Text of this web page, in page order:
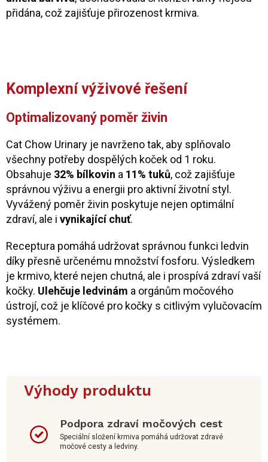
přidána, což zajišťuje přirozenost krmiva.
Komplexní výživové řešení
Optimalizovaný poměr živin
Cat Chow Urinary je navrženo tak, aby splňovalo
všechny potřeby dospělých koček od 1 roku.
Obsahuje 32% bílkovin a 11% tuků, což zajišťuje
správnou výživu a energii pro aktivní životní styl.
Vyvážený poměr živin poskytuje nejen optimální
zdraví, ale i vynikající chuť.
Receptura pomáhá udržovat správnou funkci ledvin
díky přesně určenému množství fosforu. Výsledkem
je krmivo, které nejen chutná, ale i prospívá zdraví vaší
kočky. Ulehčuje ledvinám a orgánům močového
ústrojí, což je klíčové pro kočky s citlivým vylučovacím
systémem.
Výhody produktu
Podpora zdraví močových cest
Speciální složení krmiva pomáhá udržovat zdravé
močové cesty a ledviny.